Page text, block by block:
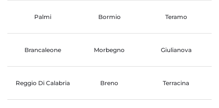
Palmi Bormio Teramo
Brancaleone Morbegno Giulianova
Reggio Di Calabria Breno Terracina